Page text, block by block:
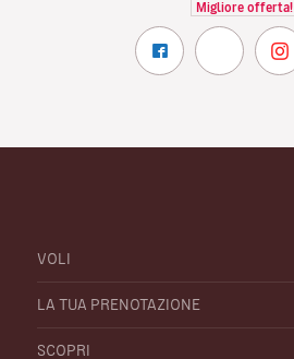
Migliore offerta!
VOLI
LA TUA PRENOTAZIONE
SCOPRI